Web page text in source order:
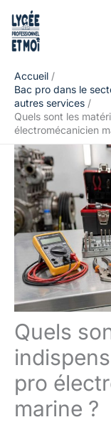
contenu
Accueil
Bac pro dans le
autres services
Quels sont les
électromécanicien
Quels
pro
marine ?
Rechercher